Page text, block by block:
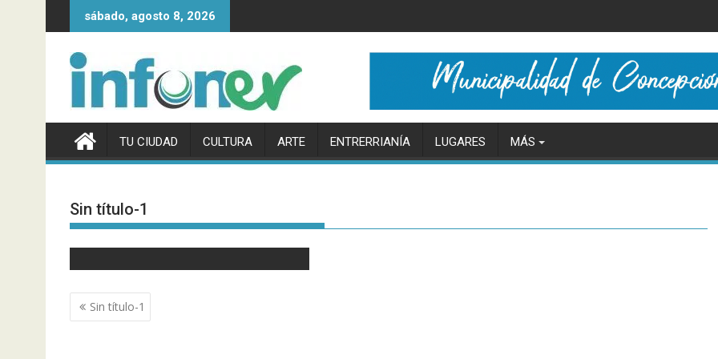
al
sábado, agosto 8, 2026
TU CIUDAD CULTURA ARTE ENTRERRIANÍA LUGARES MÁS
Sin título-1
Navegación
de
Sin título-1